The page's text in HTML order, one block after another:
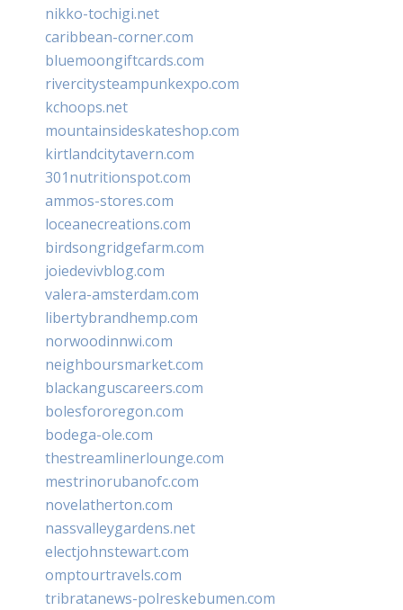
nikko-tochigi.net
caribbean-corner.com
bluemoongiftcards.com
rivercitysteampunkexpo.com
kchoops.net
mountainsideskateshop.com
kirtlandcitytavern.com
301nutritionspot.com
ammos-stores.com
loceanecreations.com
birdsongridgefarm.com
joiedevivblog.com
valera-amsterdam.com
libertybrandhemp.com
norwoodinnwi.com
neighboursmarket.com
blackanguscareers.com
bolesfororegon.com
bodega-ole.com
thestreamlinerlounge.com
mestrinorubanofc.com
novelatherton.com
nassvalleygardens.net
electjohnstewart.com
omptourtravels.com
tribratanews-polreskebumen.com